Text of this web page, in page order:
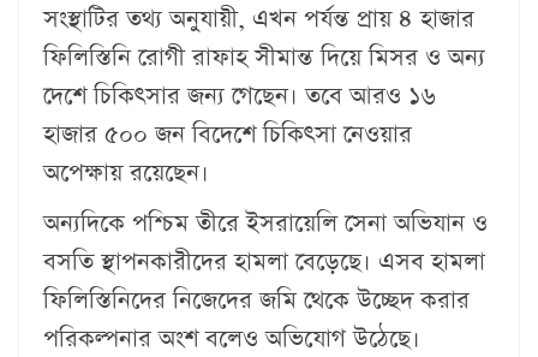
সংস্থাটির তথ্য অনুযায়ী, এখন পর্যন্ত প্রায় ৪ হাজার
ফিলিস্তিনি রোগী রাফাহ সীমান্ত দিয়ে মিসর ও অন্য
দেশে চিকিৎসার জন্য গেছেন। তবে আরও ১৬
হাজার ৫০০ জন বিদেশে চিকিৎসা নেওয়ার
অপেক্ষায় রয়েছেন।
অন্যদিকে পশ্চিম তীরে ইসরায়েলি সেনা অভিযান ও
বসতি স্থাপনকারীদের হামলা বেড়েছে। এসব হামলা
ফিলিস্তিনিদের নিজেদের জমি থেকে উচ্ছেদ করার
পরিকল্পনার অংশ বলেও অভিযোগ উঠেছে।